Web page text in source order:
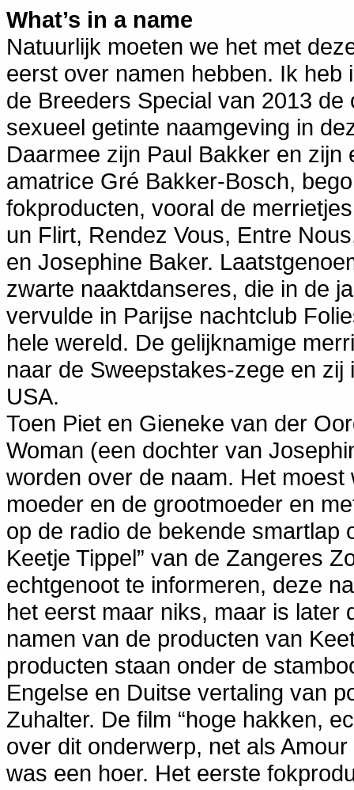
What’s in a name
Natuurlijk moeten we het met
eerst over namen hebben. Ik
de Breeders Special van 2013
sexueel getinte naamgeving in
Daarmee zijn Paul Bakker en
amatrice Gré Bakker-Bosch,
fokproducten, vooral de
un Flirt, Rendez Vous, Entre
en Josephine Baker.
zwarte naaktdanseres, die in de
vervulde in Parijse nachtclub
hele wereld. De gelijknamige
naar de Sweepstakes-zege en
USA.
Toen Piet en Gieneke van der
Woman (een dochter van
worden over de naam. Het
moeder en de grootmoeder en
op de radio de bekende smartlap
Keetje Tippel” van de Zangeres
echtgenoot te informeren, deze
het eerst maar niks, maar is later
namen van de producten van
producten staan onder de
Engelse en Duitse vertaling van
Zuhalter. De film “hoge hakken,
over dit onderwerp, net als
was een hoer. Het eerste